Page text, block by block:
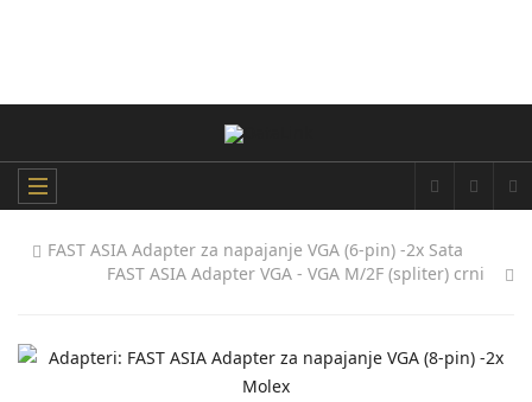
FAST ASIA Adapter za napajanje VGA (6-pin) -2x Sata
FAST ASIA Adapter VGA - VGA M/2F (spliter) crni